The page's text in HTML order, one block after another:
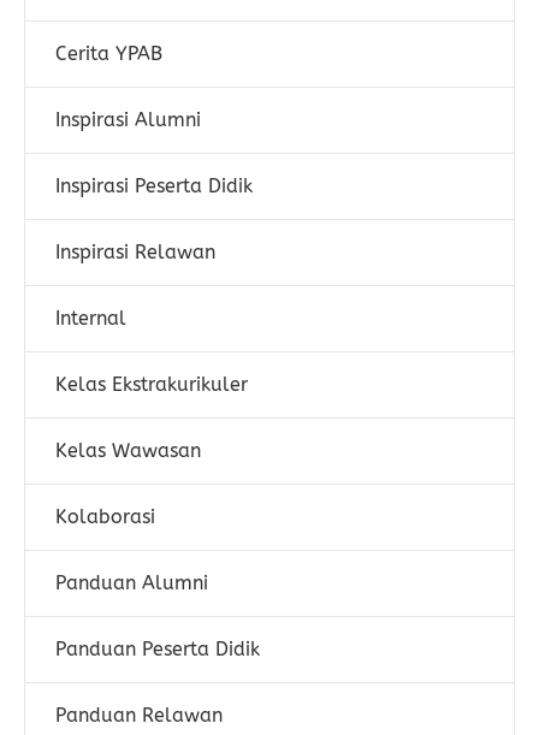
Cerita YPAB
Inspirasi Alumni
Inspirasi Peserta Didik
Inspirasi Relawan
Internal
Kelas Ekstrakurikuler
Kelas Wawasan
Kolaborasi
Panduan Alumni
Panduan Peserta Didik
Panduan Relawan